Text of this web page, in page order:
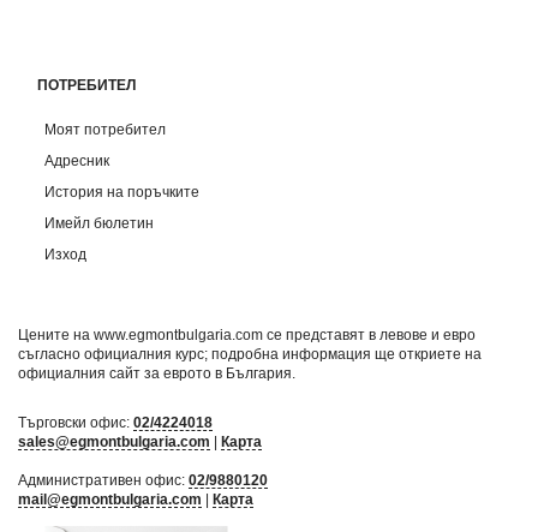
ПОТРЕБИТЕЛ
Моят потребител
Адресник
История на поръчките
Имейл бюлетин
Изход
Цените на www.egmontbulgaria.com се представят в левове и евро
съгласно официалния курс; подробна информация ще откриете на
официалния сайт за еврото в България
Търговски офис: 02/4224018
sales@egmontbulgaria.com
Карта
Административен офис: 02/9880120
mail@egmontbulgaria.com
Карта